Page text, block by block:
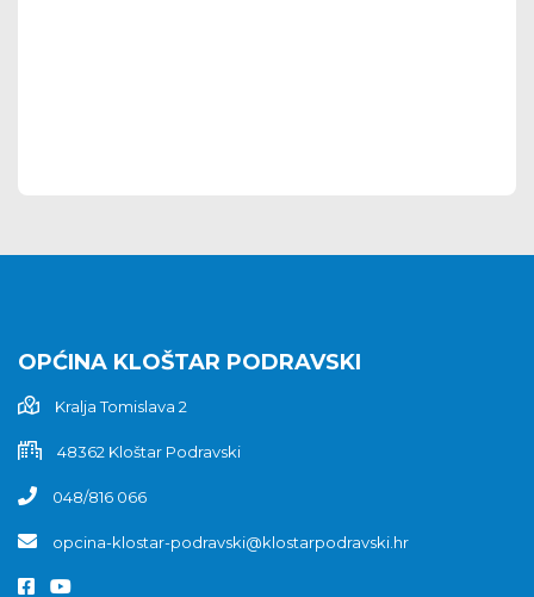
OPĆINA KLOŠTAR PODRAVSKI
Kralja Tomislava 2
48362 Kloštar Podravski
048/816 066
opcina-klostar-podravski@klostarpodravski.hr